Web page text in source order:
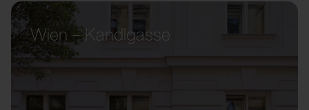
Wien – Kandlgasse